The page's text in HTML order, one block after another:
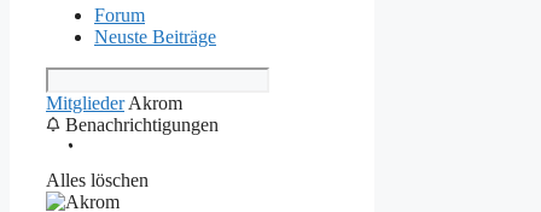
Forum
Neuste Beiträge
Mitglieder Akrom
Benachrichtigungen
Alles löschen